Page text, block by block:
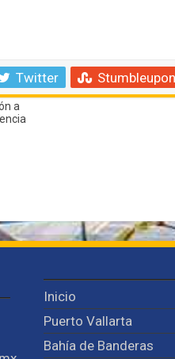
Twitter Stumbleupon
a
Inicio
Puerto Vallarta
Bahía de Banderas